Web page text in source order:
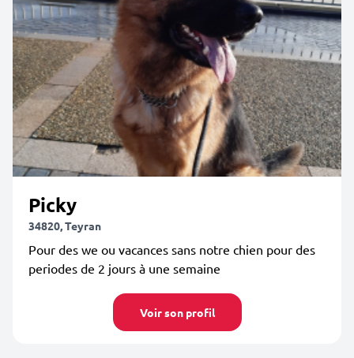
Picky
34820, Teyran
Pour des we ou vacances sans notre chien pour des
periodes de 2 jours à une semaine
Voir son profil